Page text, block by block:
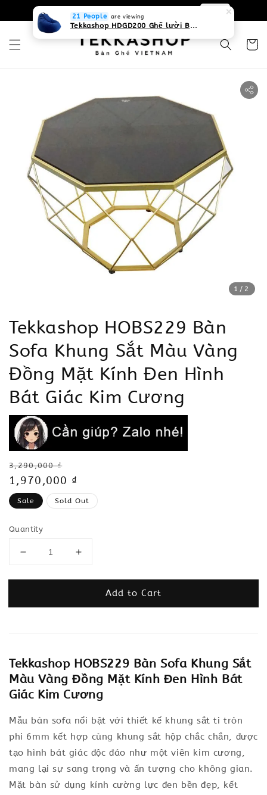
0931268840 Liên hệ với chúng tôi
1 /2
Tekkashop HOBS229 Bàn
Sofa Khung Sắt Màu Vàng
Đồng Mặt Kính Đen Hình
Bát Giác Kim Cương
Regular
price
3,290,000 ₫
Sale
price
1,970,000 ₫
Sale Sold Out
Quantity
Add to Cart
Tekkashop HOBS229 Bàn Sofa Khung Sắt
Màu Vàng Đồng Mặt Kính Đen Hình Bát
Giác Kim Cương
Mẫu bàn sofa nổi bật với thiết kế khung sắt ti tròn
phi 6mm kết hợp cùng khung sắt hộp chắc chắn, được
tạo hình bát giác độc đáo như một viên kim cương,
mang lại sự sang trọng và ấn tượng cho không gian.
Mặt bàn sử dụng kính cường lực đen bền đẹp, kết
21 People are viewing
Tekkashop HDGD200 Ghế lười Beanbag form truyền thống, chất liệu Olefin canvas kháng nước, màu xanh biển, có thể sử dụng trong nhà và cả ngoài trời, có quai xách